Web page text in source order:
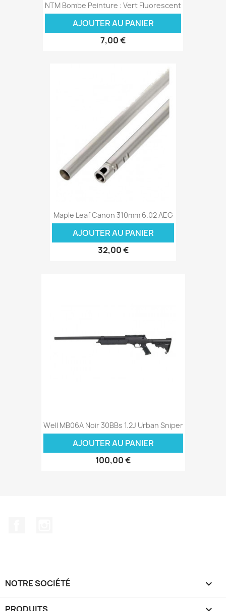
NTM Bombe Peinture : Vert Fluorescent
AJOUTER AU PANIER
7,00 €
Maple Leaf Canon 310mm 6.02 AEG
AJOUTER AU PANIER
32,00 €
Well MB06A Noir 30BBs 1.2J Urban Sniper
AJOUTER AU PANIER
100,00 €
NOTRE SOCIÉTÉ 